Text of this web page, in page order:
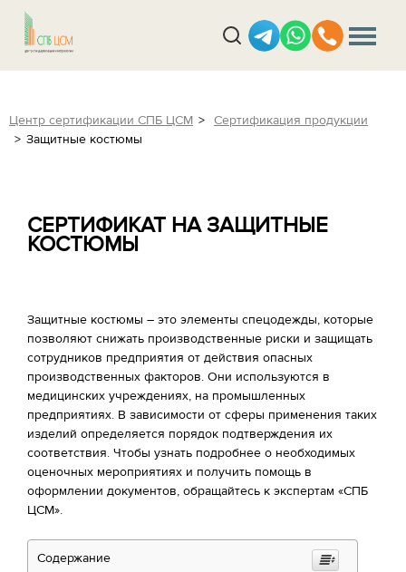
Центр сертификации СПБ ЦСМ
Сертификация продукции
Защитные костюмы
СЕРТИФИКАТ НА ЗАЩИТНЫЕ
КОСТЮМЫ
Защитные костюмы – это элементы спецодежды, которые
позволяют снижать производственные риски и защищать
сотрудников предприятия от действия опасных
производственных факторов. Они используются в
медицинских учреждениях, на промышленных
предприятиях. В зависимости от сферы применения таких
изделий определяется порядок подтверждения их
соответствия. Чтобы узнать подробнее о необходимых
оценочных мероприятиях и получить помощь в
оформлении документов, обращайтесь к экспертам «СПБ
ЦСМ».
Содержание